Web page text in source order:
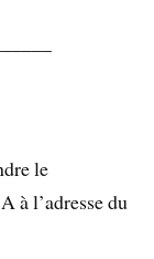
le
à l’adresse du